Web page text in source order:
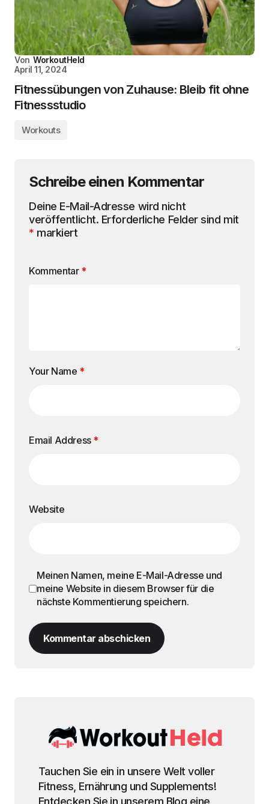
Von WorkoutHeld
April 11, 2024
Fitnessübungen von Zuhause: Bleib fit ohne
Fitnessstudio
Workouts
Schreibe einen Kommentar
Deine E-Mail-Adresse wird nicht
veröffentlicht. Erforderliche Felder sind mit
* markiert
Kommentar *
Your Name *
Email Address *
Website
Meinen Namen, meine E-Mail-Adresse und
meine Website in diesem Browser für die
nächste Kommentierung speichern.
Kommentar abschicken
Tauchen Sie ein in unsere Welt voller
Fitness, Ernährung und Supplements!
Entdecken Sie in unserem Blog eine